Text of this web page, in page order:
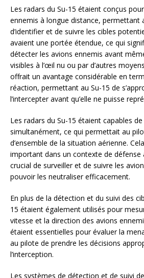
Les radars du Su-15 étaient conçus
ennemis à longue distance, permettant
d’identifier et de suivre les cibles
avaient une portée étendue, ce qui
détecter les avions ennemis avant
visibles à l’œil nu ou par d’autres
offrait un avantage considérable en
réaction, permettant au Su-15 de
l’intercepter avant qu’elle ne puisse
Les radars du Su-15 étaient capables
simultanément, ce qui permettait au
d’ensemble de la situation aérienne.
important dans un contexte de défense
crucial de surveiller et de suivre les
pouvoir les neutraliser efficacement.
En plus de la détection et du suivi des
15 étaient également utilisés pour
vitesse et la direction des avions
étaient essentielles pour évaluer la
au pilote de prendre les décisions
l’interception.
Les systèmes de détection et de suivi